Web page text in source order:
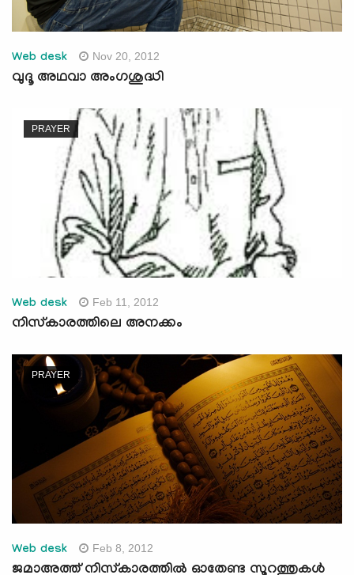
Web desk Nov 20, 2012
വുദൂ അഥവാ അംഗശുദ്ധി
PRAYER
Web desk Feb 11, 2012
നിസ്‌കാരത്തിലെ അനക്കം
PRAYER
Web desk Feb 8, 2012
ജമാഅത്ത് നിസ്‌കാരത്തില്‍ ഓതേണ്ട സൂറത്തുകള്‍